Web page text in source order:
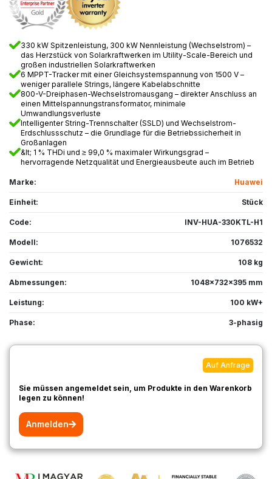
330 kW Spitzenleistung, 300 kW Nennleistung (Wechselstrom) –
das Herzstück von Solarkraftwerken im Utility-Scale-Bereich und
großen industriellen Solarkraftwerken
6 MPPT-Tracker mit einer Gleichsystemspannung von 1500 V –
weniger parallele Strings, längere Kabelabschnitte
800-V-Dreiphasen-Wechselstromausgang – direkter Anschluss an
einen Mittelspannungstransformator, minimale
Umwandlungsverluste
Intelligenter String-Trennschalter (SSLD) und Wechselstrom-
Erdschlussschutz – die Grundlage für die Betriebssicherheit in
Großanlagen
&lt; 1 % THDi und ≥ 99,0 % maximaler Wirkungsgrad –
hervorragende Netzqualität und Energieausbeute auch im Betrieb
Marke: Huawei
Einheit: Stück
Code: INV-HUA-330KTL-H1
Modell: 1076532
Gewicht: 108 kg
Abmessungen: 1048x732x395 mm
Leistung: 100 kW+
Phase: 3-phasig
Auf Anfrage
Sie müssen angemeldet sein, um Produkte in den Warenkorb
legen zu können!
Anmelden